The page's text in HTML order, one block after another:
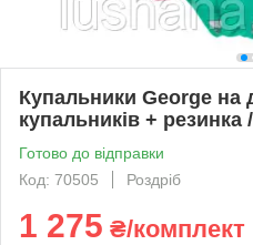
Купальники George на
купальників + резинка
Готово до відправки
Код: 70505
Роздріб
1 275 ₴/комплект